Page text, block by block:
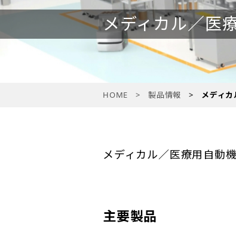
メディカル／医
HOME 製品情報 メディ
メディカル／医療用自動
主要製品